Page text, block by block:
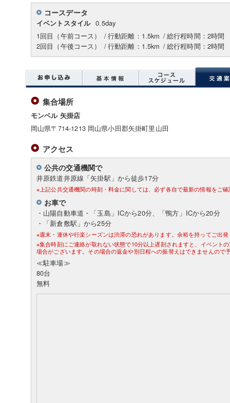
コースデータ
イベントスタイル 0.5day
1回目（午前コース）
/行動距離：1.5km /総行程時間：2時間
2回目（午後コース）
/行動距離：1.5km /総行程時間：2時間
集合場所
モンベル 矢掛店
岡山県〒714-1213 岡山県小田郡矢掛町里山田
アクセス
公共の交通機関で
井原鉄道井原線「矢掛駅」から徒歩17分
※上記公共交通機関の時刻・料金に関しては、必ず各自で最新の情報をご
お車で
・山陽自動車道・「玉島」ICから20分、「鴨方」ICから20分
・「新倉敷駅」から25分
※週末・連休や行楽シーズンは渋滞の恐れがあります。余裕を持ってご出
※集合時刻にご連絡が取れない状態で10分以上遅刻されますと、イベント
場合がございます。その場合の返金や別日程への振替えはできませんので
≪駐車場≫
80台
無料